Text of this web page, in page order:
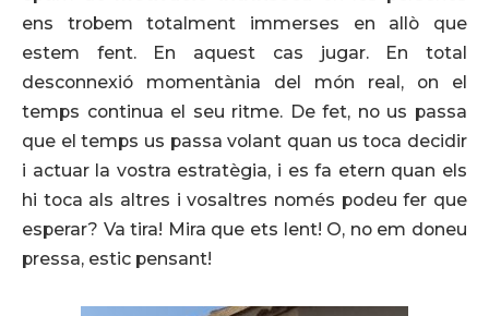
ens trobem totalment immerses en allò que
estem fent. En aquest cas jugar. En total
desconnexió momentània del món real, on el
temps continua el seu ritme. De fet, no us passa
que el temps us passa volant quan us toca decidir
i actuar la vostra estratègia, i es fa etern quan els
hi toca als altres i vosaltres només podeu fer que
esperar? Va tira! Mira que ets lent! O, no em doneu
pressa, estic pensant!